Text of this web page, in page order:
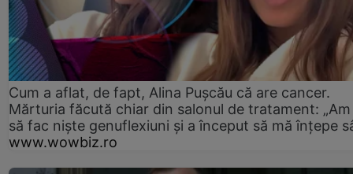
Cum a aflat, de fapt, Alina Pușcău că are cancer.
Mărturia făcută chiar din salonul de tratament:
să fac niște genuflexiuni și a început să mă înțepe
www.wowbiz.ro